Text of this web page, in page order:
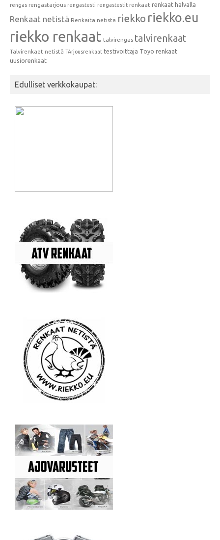
rengas rengastarjous rengastesti rengastestit renkaat renkaat halvalla
Renkaat netistä Renkaita netistä riekko riekko.eu
riekko renkaat talvirengas talvirenkaat
Talvirenkaat netistä TArjousrenkaat testivoittaja Toyo renkaat
uusiorenkaat
Edulliset verkkokaupat: